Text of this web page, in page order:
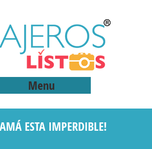
Menu
ESTA IMPERDIBLE!